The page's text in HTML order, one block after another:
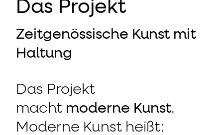
Das Projekt
Zeitgenössische Kunst mit
Haltung
Das Projekt
macht moderne Kunst.
Moderne Kunst heißt: